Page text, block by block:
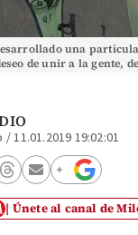
una
de unir a la gente,
/11.01.2019 19:02:01
Únete al canal de